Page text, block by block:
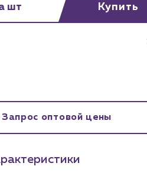
шт Купить
Запрос оптовой цены